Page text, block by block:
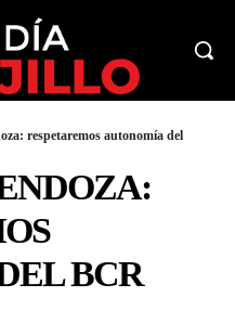
respetaremos autonomía del
BCR